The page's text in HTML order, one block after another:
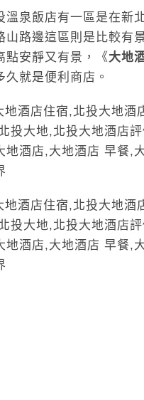
溫泉飯店有一區是在新
山路邊這區則是比較有
點安靜又有景，《大地
久就是便利商店。